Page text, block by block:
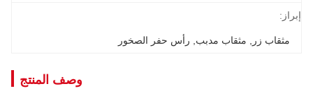
إبراز:
مثقاب زر , مثقاب مدبب, رأس حفر الصخور
وصف المنتج